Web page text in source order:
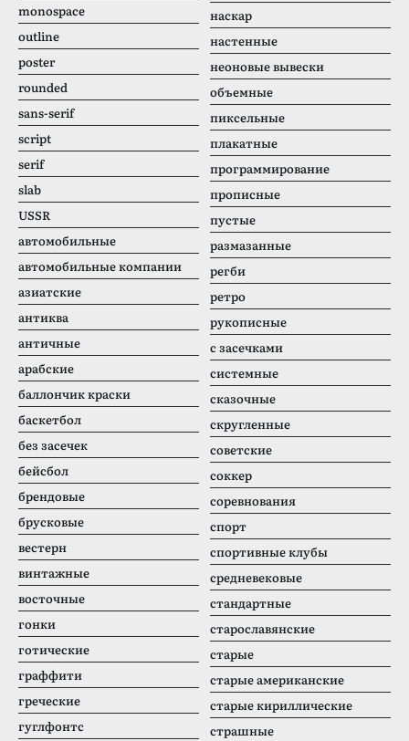
monospace
outline
poster
rounded
sans-serif
script
serif
slab
USSR
автомобильные
автомобильные компании
азиатские
антиква
античные
арабские
баллончик краски
баскетбол
без засечек
бейсбол
брендовые
брусковые
вестерн
винтажные
восточные
гонки
готические
граффити
греческие
гуглфонтс
наскар
настенные
неоновые вывески
объемные
пиксельные
плакатные
программирование
прописные
пустые
размазанные
регби
ретро
рукописные
с засечками
системные
сказочные
скругленные
советские
соккер
соревнования
спорт
спортивные клубы
средневековые
стандартные
старославянские
старые
старые американские
старые кириллические
страшные